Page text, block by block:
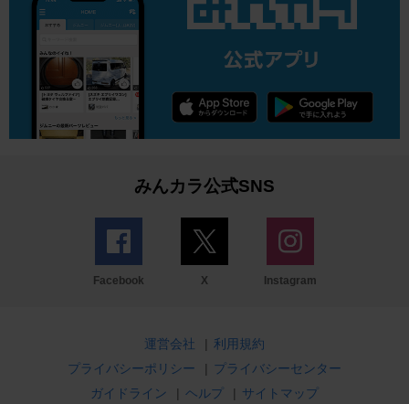
みんカラ公式SNS
Facebook X Instagram
運営会社 | 利用規約
プライバシーポリシー
| プライバシーセンター
ガイドライン
| ヘルプ | サイトマップ